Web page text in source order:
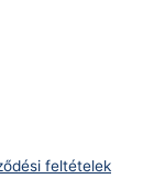
feltételek